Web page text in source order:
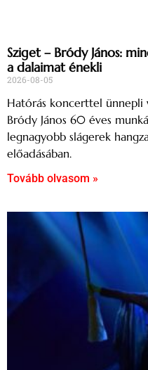
Sziget – Bródy János:
a dalaimat énekli
2026-08-05
Hatórás koncerttel ünnepli
Bródy János 60 éves
legnagyobb slágerek
előadásában.
Tovább olvasom »